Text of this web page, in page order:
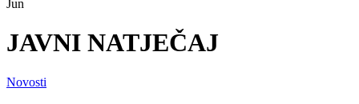
Jun
JAVNI NATJEČAJ
Novosti